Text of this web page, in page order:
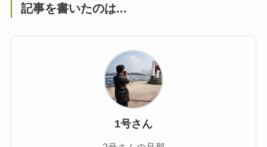
記事を書いたのは...
1号さん